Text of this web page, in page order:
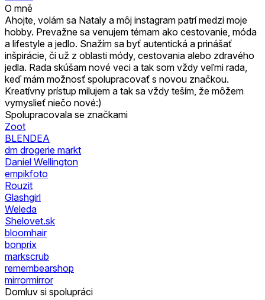
O mně
Ahojte, volám sa Nataly a môj instagram patrí medzi moje
hobby. Prevažne sa venujem témam ako cestovanie, móda
a lifestyle a jedlo. Snažím sa byť autentická a prinášať
inšpirácie, či už z oblasti módy, cestovania alebo zdravého
jedla. Rada skúšam nové veci a tak som vždy veľmi rada,
keď mám možnosť spolupracovať s novou značkou.
Kreatívny prístup milujem a tak sa vždy teším, že môžem
vymyslieť niečo nové:)
Spolupracovala se značkami
Zoot
BLENDEA
dm drogerie markt
Daniel Wellington
empikfoto
Rouzit
Glashgirl
Weleda
Shelovet.sk
bloomhair
bonprix
markscrub
remembearshop
mirrormirror
Domluv si spolupráci